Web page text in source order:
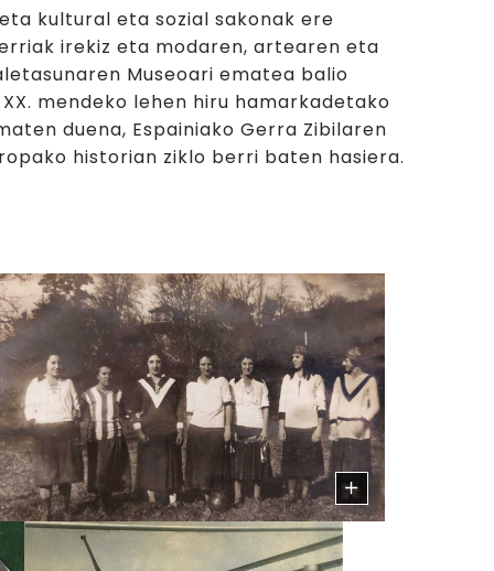
kultural eta sozial sakonak ere
irekiz eta modaren, artearen eta
Museoari ematea balio
mendeko lehen hiru hamarkadetako
duena, Espainiako Gerra Zibilaren
historian ziklo berri baten hasiera.